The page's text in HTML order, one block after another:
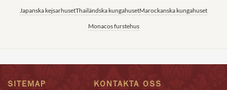
Japanska kejsarhusetThailändska kungahusetMarockanska kungahuset
Monacos furstehus
SITEMAP KONTAKTA OSS